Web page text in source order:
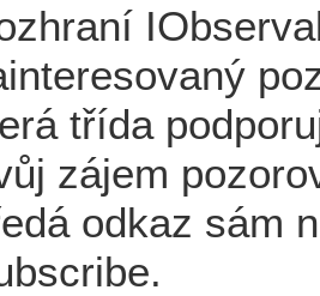
třída
zájem
odkaz sám